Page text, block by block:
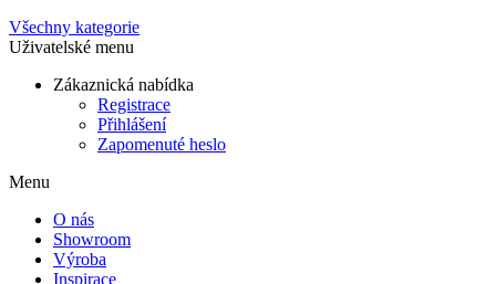
Všechny kategorie
Uživatelské menu
Zákaznická nabídka
Registrace
Přihlášení
Zapomenuté heslo
Menu
O nás
Showroom
Výroba
Inspirace